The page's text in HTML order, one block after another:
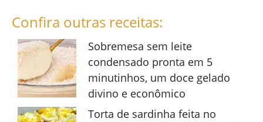
Confira outras receitas:
Sobremesa sem leite
condensado pronta em 5
minutinhos, um doce gelado
divino e econômico
Torta de sardinha feita no